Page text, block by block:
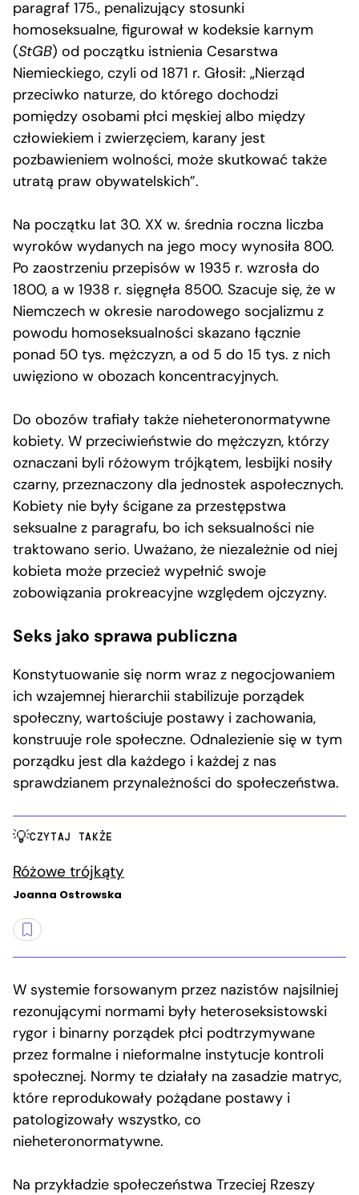
paragraf 175., penalizujący stosunki
homoseksualne, figurował w kodeksie karnym
(StGB) od początku istnienia Cesarstwa
Niemieckiego, czyli od 1871 r. Głosił: „Nierząd
przeciwko naturze, do którego dochodzi
pomiędzy osobami płci męskiej albo między
człowiekiem i zwierzęciem, karany jest
pozbawieniem wolności, może skutkować także
utratą praw obywatelskich”.
Na początku lat 30. XX w. średnia roczna liczba
wyroków wydanych na jego mocy wynosiła 800.
Po zaostrzeniu przepisów w 1935 r. wzrosła do
1800, a w 1938 r. sięgnęła 8500. Szacuje się, że w
Niemczech w okresie narodowego socjalizmu z
powodu homoseksualności skazano łącznie
ponad 50 tys. mężczyzn, a od 5 do 15 tys. z nich
uwięziono w obozach koncentracyjnych.
Do obozów trafiały także nieheteronormatywne
kobiety. W przeciwieństwie do mężczyzn, którzy
oznaczani byli różowym trójkątem, lesbijki nosiły
czarny, przeznaczony dla jednostek aspołecznych.
Kobiety nie były ścigane za przestępstwa
seksualne z paragrafu, bo ich seksualności nie
traktowano serio. Uważano, że niezależnie od niej
kobieta może przecież wypełnić swoje
zobowiązania prokreacyjne względem ojczyzny.
Seks jako sprawa publiczna
Konstytuowanie się norm wraz z negocjowaniem
ich wzajemnej hierarchii stabilizuje porządek
społeczny, wartościuje postawy i zachowania,
konstruuje role społeczne. Odnalezienie się w tym
porządku jest dla każdego i każdej z nas
sprawdzianem przynależności do społeczeństwa.
CZYTAJ TAKŻE
Różowe trójkąty
Joanna Ostrowska
W systemie forsowanym przez nazistów najsilniej
rezonującymi normami były heteroseksistowski
rygor i binarny porządek płci podtrzymywane
przez formalne i nieformalne instytucje kontroli
społecznej. Normy te działały na zasadzie matryc,
które reprodukowały pożądane postawy i
patologizowały wszystko, co
nieheteronormatywne.
Na przykładzie społeczeństwa Trzeciej Rzeszy